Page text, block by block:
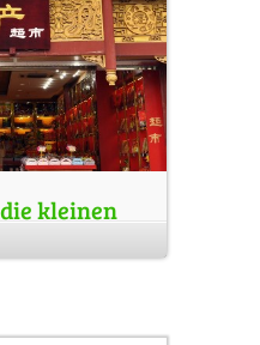
kleinen
Square
ist die